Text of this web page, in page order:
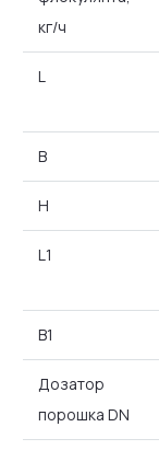
кг/ч
L
B
H
L1
B1
Дозатор
порошка DN